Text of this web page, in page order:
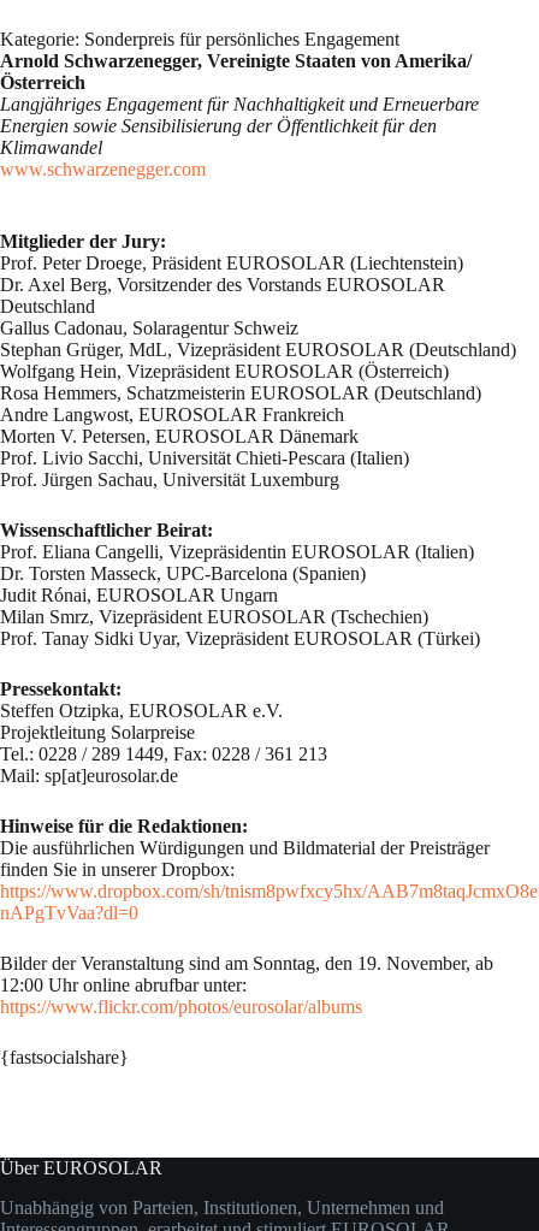
Kategorie: Sonderpreis für persönliches Engagement
Arnold Schwarzenegger, Vereinigte Staaten von Amerika/
Österreich
Langjähriges Engagement für Nachhaltigkeit und Erneuerbare
Energien sowie Sensibilisierung der Öffentlichkeit für den
Klimawandel
www.schwarzenegger.com
Mitglieder der Jury:
Prof. Peter Droege, Präsident EUROSOLAR (Liechtenstein)
Dr. Axel Berg, Vorsitzender des Vorstands EUROSOLAR
Deutschland
Gallus Cadonau, Solaragentur Schweiz
Stephan Grüger, MdL, Vizepräsident EUROSOLAR (Deutschland)
Wolfgang Hein, Vizepräsident EUROSOLAR (Österreich)
Rosa Hemmers, Schatzmeisterin EUROSOLAR (Deutschland)
Andre Langwost, EUROSOLAR Frankreich
Morten V. Petersen, EUROSOLAR Dänemark
Prof. Livio Sacchi, Universität Chieti-Pescara (Italien)
Prof. Jürgen Sachau, Universität Luxemburg
Wissenschaftlicher Beirat:
Prof. Eliana Cangelli, Vizepräsidentin EUROSOLAR (Italien)
Dr. Torsten Masseck, UPC-Barcelona (Spanien)
Judit Rónai, EUROSOLAR Ungarn
Milan Smrz, Vizepräsident EUROSOLAR (Tschechien)
Prof. Tanay Sidki Uyar, Vizepräsident EUROSOLAR (Türkei)
Pressekontakt:
Steffen Otzipka, EUROSOLAR e.V.
Projektleitung Solarpreise
Tel.: 0228 / 289 1449, Fax: 0228 / 361 213
Mail: sp[at]eurosolar.de
Hinweise für die Redaktionen:
Die ausführlichen Würdigungen und Bildmaterial der Preisträger
finden Sie in unserer Dropbox:
https://www.dropbox.com/sh/tnism8pwfxcy5hx/AAB7m8taqJcmxO8e
nAPgTvVaa?dl=0
Bilder der Veranstaltung sind am Sonntag, den 19. November, ab
12:00 Uhr online abrufbar unter:
https://www.flickr.com/photos/eurosolar/albums
{fastsocialshare}
Über EUROSOLAR
Unabhängig von Parteien, Institutionen, Unternehmen und